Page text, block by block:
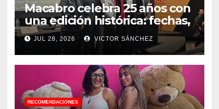
Macabro celebra 25 años con
una edición histórica: fechas,
sedes, invitados y todo lo que
debes saber
JUL 28, 2026 VICTOR SÁNCHEZ
RECOMENDACIONES